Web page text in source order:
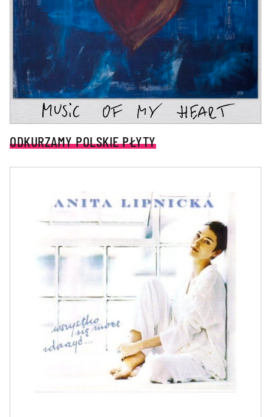
ODKURZAMY POLSKIE PŁYTY